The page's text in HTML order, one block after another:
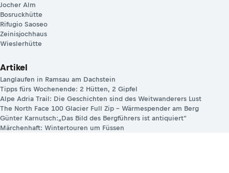
Jocher Alm
Bosruckhütte
Rifugio Saoseo
Zeinisjochhaus
Wieslerhütte
Artikel
Langlaufen in Ramsau am Dachstein
Tipps fürs Wochenende: 2 Hütten, 2 Gipfel
Alpe Adria Trail: Die Geschichten sind des Weitwanderers Lust
The North Face 100 Glacier Full Zip – Wärmespender am Berg
Günter Karnutsch:„Das Bild des Bergführers ist antiquiert“
Märchenhaft: Wintertouren um Füssen